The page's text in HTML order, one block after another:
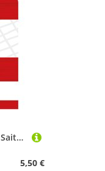
Kirschbaum Super Smash Saitenset 12m - Orange
5,50 €